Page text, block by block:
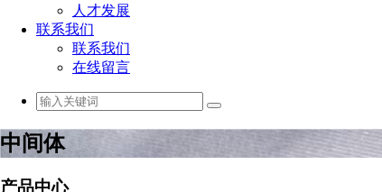
人才发展
联系我们
联系我们
在线留言
中间体
产品中心